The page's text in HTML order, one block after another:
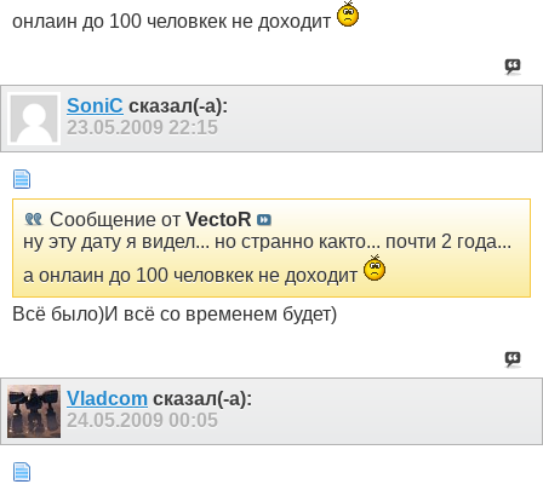
онлаин до 100 человкек не доходит
SoniC сказал(-а):
23.05.2009 22:15
Сообщение от VectoR
ну эту дату я видел... но странно както... почти 2 года...
а онлаин до 100 человкек не доходит
Всё было)И всё со временем будет)
Vladcom сказал(-а):
24.05.2009 00:05